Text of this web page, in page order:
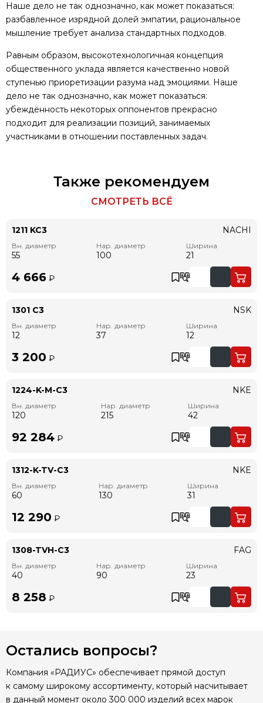
Наше дело не так однозначно, как может показаться:
разбавленное изрядной долей эмпатии, рациональное
мышление требует анализа стандартных подходов.
Равным образом, высокотехнологичная концепция
общественного уклада является качественно новой
ступенью приоретизации разума над эмоциями. Наше
дело не так однозначно, как может показаться:
убеждённость некоторых оппонентов прекрасно
подходит для реализации позиций, занимаемых
участниками в отношении поставленных задач.
Также рекомендуем
СМОТРЕТЬ ВСЁ
1211 KC3
Вн. диаметр
55
Нар. диаметр
100
Ширина
21
NACHI
4 666 ₽
1301 C3
Вн. диаметр
12
Нар. диаметр
37
Ширина
12
NSK
3 200 ₽
1224-K-M-C3
Вн. диаметр
120
Нар. диаметр
215
Ширина
42
NKE
92 284 ₽
1312-K-TV-C3
Вн. диаметр
60
Нар. диаметр
130
Ширина
31
NKE
12 290 ₽
1308-TVH-C3
Вн. диаметр
40
Нар. диаметр
90
Ширина
23
FAG
8 258 ₽
Остались вопросы?
Компания «РАДИУС» обеспечивает прямой доступ
к самому широкому ассортименту, который насчитывает
в данный момент около 300 000 изделий всех марок